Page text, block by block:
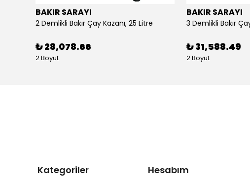
BAKIR SARAYI
2 Demlikli Bakır Çay Kazanı, 25 Litre
₺ 28,078.66
2 Boyut
BAKIR SARAYI
₺ 31,588.49
2 Boyut
Kategoriler Hesabım